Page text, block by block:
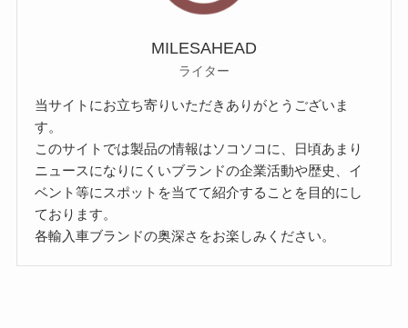
MILESAHEAD
ライター
当サイトにお立ち寄りいただきありがとうございま
す。
このサイトでは製品の情報はソコソコに、日頃あまり
ニュースになりにくいブランドの企業活動や歴史、イ
ベント等にスポットを当てて紹介することを目的にし
ております。
各輸入車ブランドの奥深さをお楽しみください。